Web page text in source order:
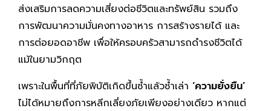
ส่งเสริมการลดความเสี่ยงต่อชีวิตและทรัพย์สิน รวมถึง
การพัฒนาความมั่นคงทางอาหาร การสร้างรายได้ และ
การต่อยอดอาชีพ เพื่อให้ครอบครัวสามารถดำรงชีวิตได้
แม้ในยามวิกฤต
เพราะในพื้นที่ที่ภัยพิบัติเกิดขึ้นซ้ำแล้วซ้ำเล่า ‘ความยั่งยืน’
ไม่ได้หมายถึงการหลีกเลี่ยงภัยเพียงอย่างเดียว หากแต่